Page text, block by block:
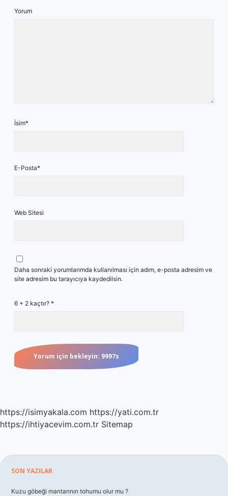
Yorum
İsim*
E-Posta*
Web Sitesi
Daha sonraki yorumlarımda kullanılması için adım, e-posta adresim ve
site adresim bu tarayıcıya kaydedilsin.
6 + 2 kaçtır? *
https://isimyakala.com https://yati.com.tr
https://ihtiyacevim.com.tr Sitemap
Sidebar
SON YAZILAR
Kuzu göbeği mantarının tohumu olur mu ?